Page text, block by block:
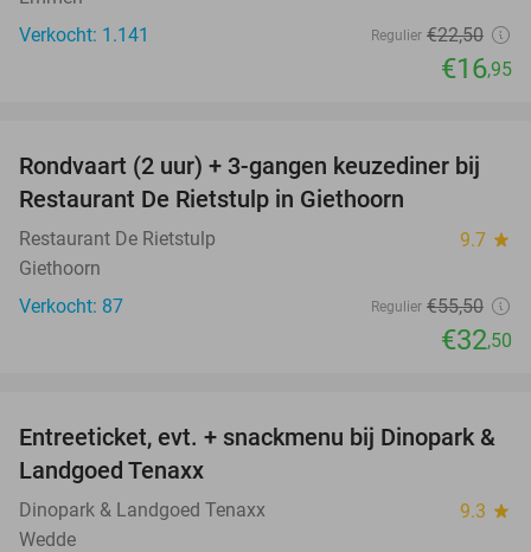
Verkocht: 1.141
Regulier €22,50
€16,95
41%
Rondvaart (2 uur) + 3-gangen keuzediner bij
Restaurant De Rietstulp in Giethoorn
Restaurant De Rietstulp 9.7 star
Giethoorn
Verkocht: 87
Regulier €55,50
€32,50
22%
Entreeticket, evt. + snackmenu bij Dinopark &
Landgoed Tenaxx
Dinopark & Landgoed Tenaxx 9.3 star
Wedde